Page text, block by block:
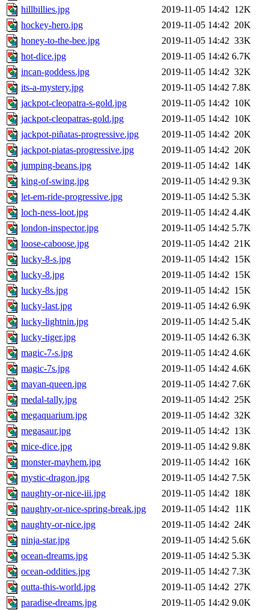
hillbillies.jpg
2019-11-05 14:42 12K
hockey-hero.jpg
2019-11-05 14:42 20K
honey-to-the-bee.jpg
2019-11-05 14:42 33K
hot-dice.jpg
2019-11-05 14:42 6.7K
incan-goddess.jpg
2019-11-05 14:42 32K
its-a-mystery.jpg
2019-11-05 14:42 7.8K
jackpot-cleopatra-s-gold.jpg
2019-11-05 14:42 10K
jackpot-cleopatras-gold.jpg
2019-11-05 14:42 10K
jackpot-piñatas-progressive.jpg
2019-11-05 14:42 20K
jackpot-piatas-progressive.jpg
2019-11-05 14:42 20K
jumping-beans.jpg
2019-11-05 14:42 14K
king-of-swing.jpg
2019-11-05 14:42 9.3K
let-em-ride-progressive.jpg
2019-11-05 14:42 5.3K
loch-ness-loot.jpg
2019-11-05 14:42 4.4K
london-inspector.jpg
2019-11-05 14:42 5.7K
loose-caboose.jpg
2019-11-05 14:42 21K
lucky-8-s.jpg
2019-11-05 14:42 15K
lucky-8.jpg
2019-11-05 14:42 15K
lucky-8s.jpg
2019-11-05 14:42 15K
lucky-last.jpg
2019-11-05 14:42 6.9K
lucky-lightnin.jpg
2019-11-05 14:42 5.4K
lucky-tiger.jpg
2019-11-05 14:42 6.3K
magic-7-s.jpg
2019-11-05 14:42 4.6K
magic-7s.jpg
2019-11-05 14:42 4.6K
mayan-queen.jpg
2019-11-05 14:42 7.6K
medal-tally.jpg
2019-11-05 14:42 25K
megaquarium.jpg
2019-11-05 14:42 32K
megasaur.jpg
2019-11-05 14:42 13K
mice-dice.jpg
2019-11-05 14:42 9.8K
monster-mayhem.jpg
2019-11-05 14:42 16K
mystic-dragon.jpg
2019-11-05 14:42 7.5K
naughty-or-nice-iii.jpg
2019-11-05 14:42 18K
naughty-or-nice-spring-break.jpg
2019-11-05 14:42 11K
naughty-or-nice.jpg
2019-11-05 14:42 24K
ninja-star.jpg
2019-11-05 14:42 5.6K
ocean-dreams.jpg
2019-11-05 14:42 5.3K
ocean-oddities.jpg
2019-11-05 14:42 7.3K
outta-this-world.jpg
2019-11-05 14:42 27K
paradise-dreams.jpg
2019-11-05 14:42 9.0K